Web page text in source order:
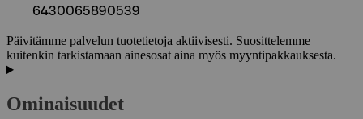
6430065890539
Päivitämme palvelun tuotetietoja aktiivisesti. Suosittelemme
kuitenkin tarkistamaan ainesosat aina myös myyntipakkauksesta.
Ominaisuudet